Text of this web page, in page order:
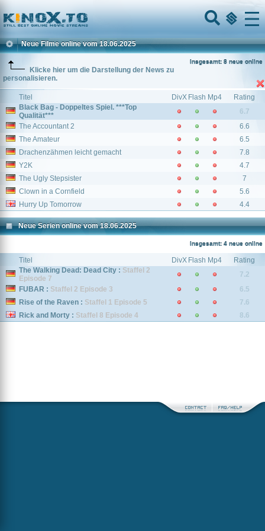
Home
Menu
Neue Filme online vom 18.06.2025
Insgesamt: 8 neue online
Klicke hier um die Darstellung der News zu
personalisieren.
Titel DivX Flash Mp4
Rating
Black Bag - Doppeltes Spiel. ***Top
Qualität***
6.7
The Accountant 2
6.6
The Amateur
6.5
Drachenzähmen leicht gemacht
7.8
Y2K
4.7
The Ugly Stepsister
7
Clown in a Cornfield
5.6
Hurry Up Tomorrow
4.4
Neue Serien online vom 18.06.2025
Insgesamt: 4 neue online
Titel DivX Flash Mp4
Rating
The Walking Dead: Dead City : Staffel 2
Episode 7
7.2
FUBAR : Staffel 2 Episode 3
6.5
Rise of the Raven : Staffel 1 Episode 5
7.6
Rick and Morty : Staffel 8 Episode 4 8.6